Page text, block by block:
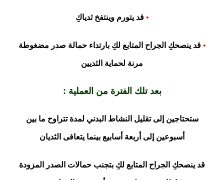
•قد يتورم وينتفخ ثدياكِ
•قد ينصحكِ الجراح المتابع لكِ بارتداء حمالة صدر مضغوطة
مرنة لحماية الثديين
بعد تلك الفترة من العملية :
ستحتاجين إلى تقليل النشاط البدني لمدة تتراوح ما بين
أسبوعين إلى أربعة أسابيع بينما يتعافى الثديان
قد ينصحكِ الجراح المتابع لكِ بتجنب حمالات الصدر المزودة